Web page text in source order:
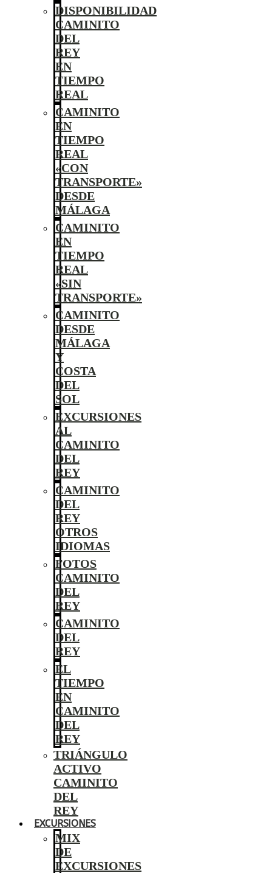
DISPONIBILIDAD
CAMINITO
DEL
REY
EN
TIEMPO
REAL
CAMINITO
EN
TIEMPO
REAL
«CON
TRANSPORTE»
DESDE
MÁLAGA
CAMINITO
EN
TIEMPO
REAL
«SIN
TRANSPORTE»
CAMINITO
DESDE
MÁLAGA
Y
COSTA
DEL
SOL
EXCURSIONES
AL
CAMINITO
DEL
REY
CAMINITO
DEL
REY
OTROS
IDIOMAS
FOTOS
CAMINITO
DEL
REY
CAMINITO
DEL
REY
EL
TIEMPO
EN
CAMINITO
DEL
REY
TRIÁNGULO
ACTIVO
CAMINITO
DEL
REY
EXCURSIONES
MIX
DE
EXCURSIONES